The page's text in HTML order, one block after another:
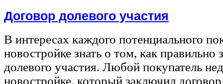
Договор долевого участия
В интересах каждого потенциального
новостройке знать о том, как правильно
долевого участия. Любой покупатель
новостройке, который заключил